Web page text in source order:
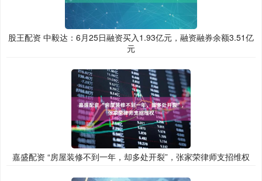
股王配资 中毅达：6月25日融资买入1.93亿元，融资融券余额3.51亿
元
嘉盛配资 “房屋装修不到一年，却多处开裂”，张家荣律师支招维权